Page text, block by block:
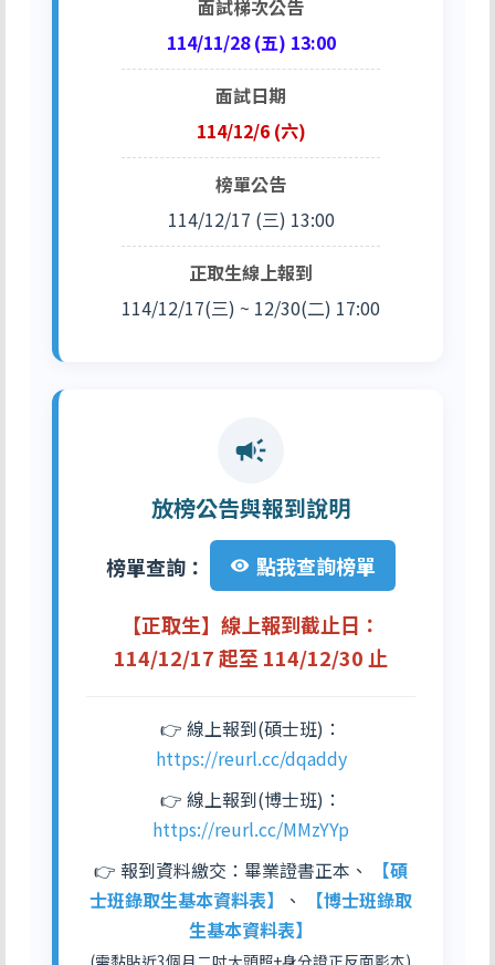
面試梯次公告
114/11/28 (五) 13:00
面試日期
114/12/6 (六)
榜單公告
114/12/17 (三) 13:00
正取生線上報到
114/12/17(三) ~ 12/30(二) 17:00
campaign
放榜公告與報到說明
榜單查詢： visibility 點我查詢榜單
【正取生】線上報到截止日：
114/12/17 起至 114/12/30 止
👉 線上報到(碩士班)：
https://reurl.cc/dqaddy
👉 線上報到(博士班)：
https://reurl.cc/MMzYYp
👉 報到資料繳交：畢業證書正本、
【碩
士班錄取生基本資料表】
、
【博士班錄取
生基本資料表】
(需黏貼近3個月二吋大頭照+身分證正反面影本)